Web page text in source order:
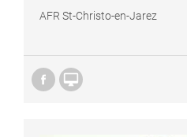
AFR St-Christo-en-Jarez
